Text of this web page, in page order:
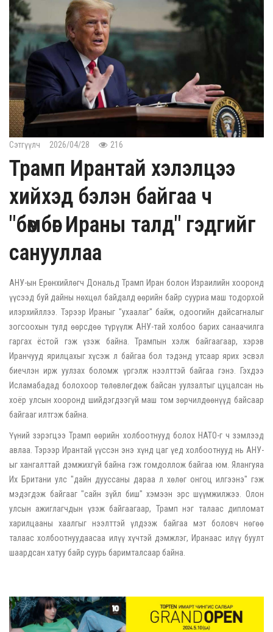
Сэтгүүлч 2026/04/28 216
Трамп Ирантай хэлэлцээ
хийхэд бэлэн байгаа ч
"бөмбөг Ираны талд" гэдгийг
санууллаа
АНУ-ын Ерөнхийлөгч Дональд Трамп Иран болон Израилийн хооронд
үүсээд буй дайны нөхцөл байдалд өөрийн байр сууриа маш тодорхой
илэрхийллээ. Тэрээр Ираныг "ухаалаг" байж, одоогийн дайсагналыг
зогсоохын тулд өөрсдөө түрүүлж АНУ-тай холбоо барих санаачилга
гаргах ёстой гэж үзэж байна. Трампын хэлж байгаагаар, хэрэв
Иранчууд ярилцахыг хүсэж л байгаа бол тэдэнд утсаар ярих эсвэл
биечлэн ирж уулзах боломж үргэлж нээлттэй байгаа гэнэ. Гэхдээ
Исламабадад болохоор төлөвлөгдөж байсан уулзалтыг цуцалсан нь
хоёр улсын хооронд шийдэгдээгүй маш том зөрчилдөөнүүд байсаар
байгааг илтгэж байна.
Үүний зэрэгцээ Трамп өөрийн холбоотнууд болох НАТО-г ч зэмлээд
авлаа. Тэрээр Ирантай үүссэн энэ хүнд цаг үед холбоотнууд нь АНУ-
ыг хангалттай дэмжихгүй байна гэж гомдоллож байгаа юм. Ялангуяа
Их Британи улс "дайн дууссаны дараа л хөлөг онгоц илгээнэ" гэж
мэдэгдэж байгааг "сайн зүйл биш" хэмээн эрс шүүмжилжээ. Олон
улсын ажиглагчдын үзэж байгаагаар, Трамп нэг талаас дипломат
харилцааны хаалгыг нээлттэй үлдээж байгаа мэт боловч нөгөө
талаас холбоотнуудаасаа илүү хүчтэй дэмжлэг, Иранаас илүү буулт
шаардсан хатуу байр суурь баримталсаар байна.